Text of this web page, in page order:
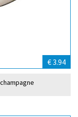
€ 3.94